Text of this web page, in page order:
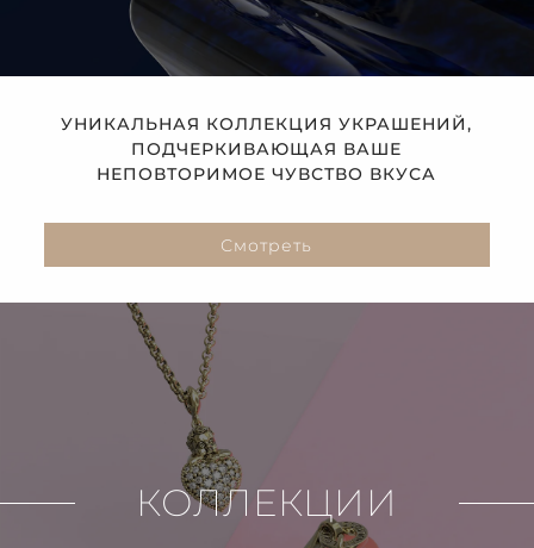
УНИКАЛЬНАЯ КОЛЛЕКЦИЯ УКРАШЕНИЙ,
ПОДЧЕРКИВАЮЩАЯ ВАШЕ
НЕПОВТОРИМОЕ ЧУВСТВО ВКУСА
Смотреть
КОЛЛЕКЦИИ